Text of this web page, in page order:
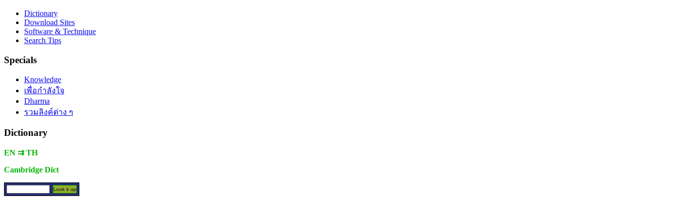
Dictionary
Download Sites
Software & Technique
Search Tips
Specials
Knowledge
เพื่อกำลังใจ
Dharma
รวมลิงค์ต่าง ๆ
Dictionary
EN ⇉ TH
Cambridge Dict